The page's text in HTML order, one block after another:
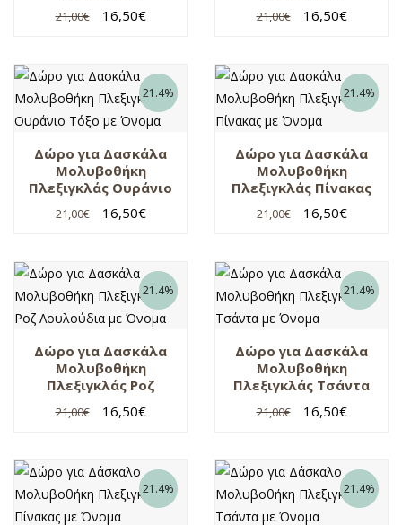
Όνομα
21,00€ 16,50€
Όνομα
21,00€ 16,50€
21.4%
Δώρο για Δασκάλα
Μολυβοθήκη
Πλεξιγκλάς Ουράνιο
21,00€ 16,50€
21.4%
Δώρο για Δασκάλα
Μολυβοθήκη
Πλεξιγκλάς Πίνακας
21,00€ 16,50€
21.4%
Δώρο για Δασκάλα
Μολυβοθήκη
Πλεξιγκλάς Ροζ
Όνομα
21,00€ 16,50€
21.4%
Δώρο για Δασκάλα
Μολυβοθήκη
Πλεξιγκλάς Τσάντα
21,00€ 16,50€
21.4% 21.4%